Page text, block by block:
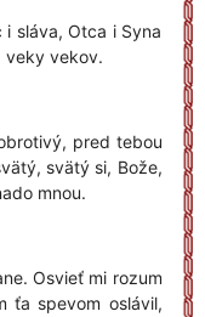
sláva, Otca i Syna
veky vekov.
pred tebou
svätý si, Bože,
mnou.
Osvieť mi rozum
ťa spevom oslávil,